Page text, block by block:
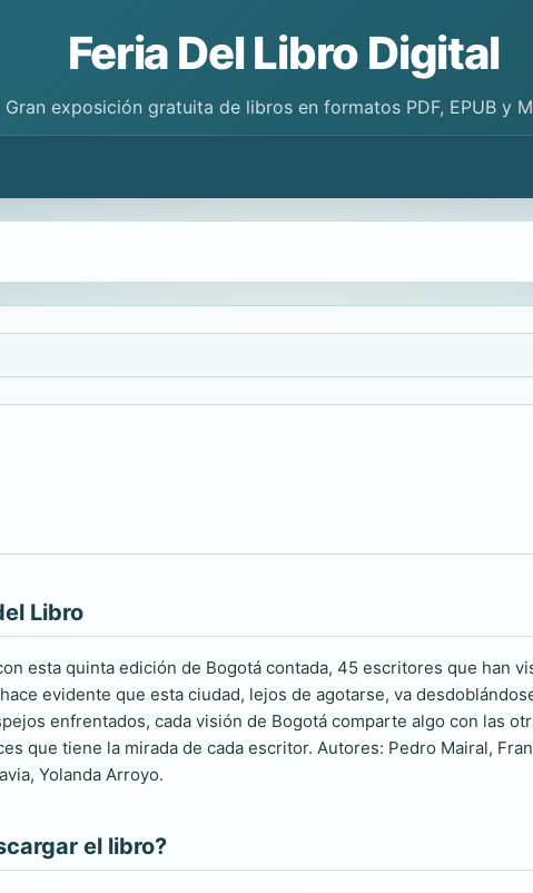
Feria Del Libro Digital
Gran exposición gratuita de libros en formatos PDF, EPUB y
Libro
esta quinta edición de Bogotá contada, 45 escritores que han
evidente que esta ciudad, lejos de agotarse, va
enfrentados, cada visión de Bogotá comparte algo con las
que tiene la mirada de cada escritor. Autores: Pedro Mairal,
Yolanda Arroyo.
el libro?